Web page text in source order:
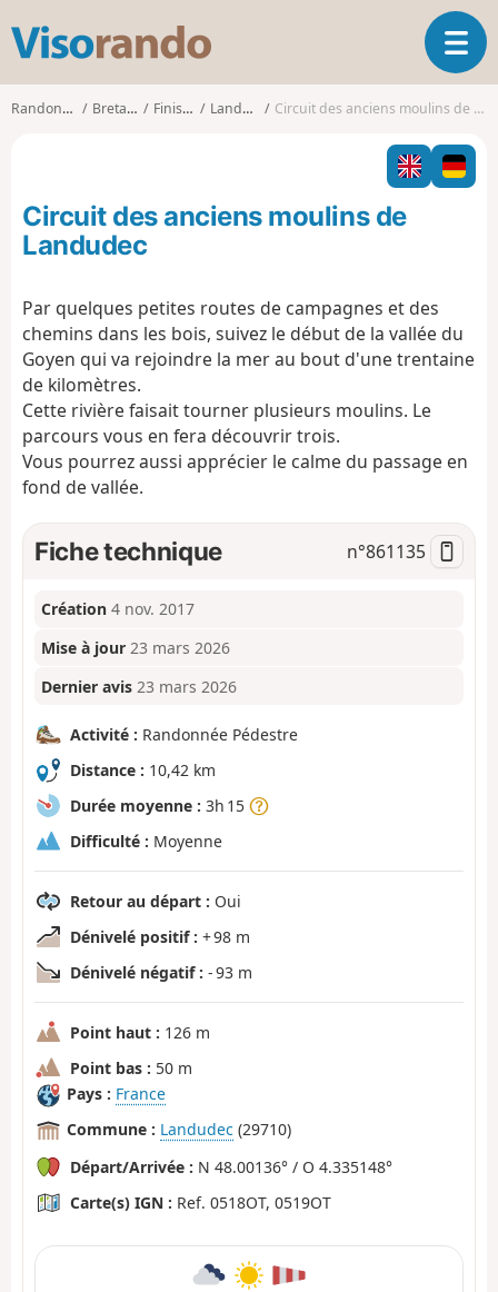
s
o
o
O
u
v
i
r
l
g
a
Randonnées Bretagne Finistère Landudec Circuit des anciens moulins de Landudec
Circuit des anciens moulins de
Landudec
Par quelques petites routes de campagnes et des
chemins dans les bois, suivez le début de la vallée du
Goyen qui va rejoindre la mer au bout d'une trentaine
de kilomètres.
Cette rivière faisait tourner plusieurs moulins. Le
parcours vous en fera découvrir trois.
Vous pourrez aussi apprécier le calme du passage en
fond de vallée.
Fiche technique n°861135
Création 4 nov. 2017
Mise à jour 23 mars 2026
Dernier avis 23 mars 2026
Activité : Randonnée Pédestre
Distance : 10,42 km
Durée moyenne : 3h 15
Difficulté : Moyenne
Retour au départ : Oui
Dénivelé positif : + 98 m
Dénivelé négatif : - 93 m
Point haut : 126 m
Point bas : 50 m
Pays : France
Commune : Landudec (29710)
Départ/Arrivée : N 48.00136° / O 4.335148°
Carte(s) IGN : Ref. 0518OT, 0519OT